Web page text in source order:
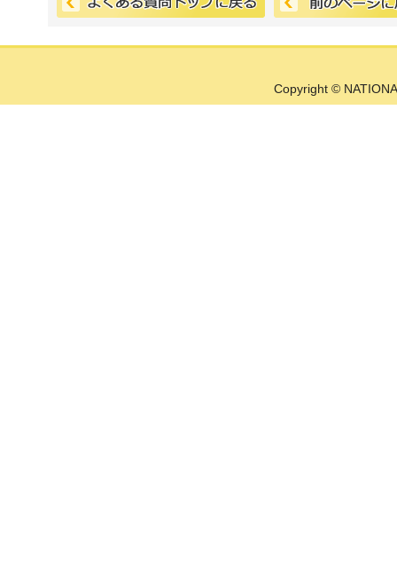
Copyright ©